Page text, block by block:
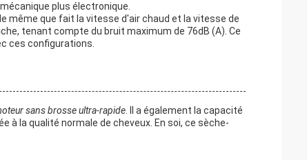
plus électronique.
même que fait la vitesse d'air chaud et la vitesse de
tenant compte du bruit maximum de 76dB (A). Ce
ces configurations.
sans brosse ultra-rapide . Il a également la capacité
à la qualité normale de cheveux. En soi, ce sèche-